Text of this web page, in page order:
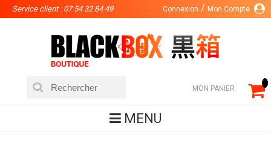
Service client : 07 54 32 84 49 Connexion Mon Compte
MON PANIER
MENU